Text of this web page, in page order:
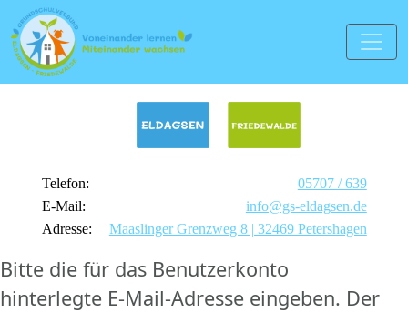
Telefon:
05707 / 639
E-Mail:
info@gs-eldagsen.de
Adresse:
Maaslinger Grenzweg 8 | 32469 Petershagen
Bitte die für das Benutzerkonto
hinterlegte E-Mail-Adresse eingeben. Der